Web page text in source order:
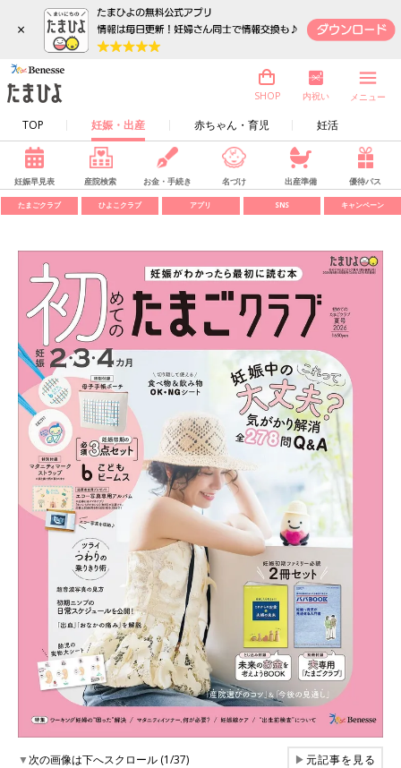
×
TOP 妊娠・出産 赤ちゃん・育児 妊活
SHOP 内祝い メニュー
妊娠早見表 産院検索 お金・手続き 名づけ 出産準備 優待パス
たまごクラブ ひよこクラブ アプリ SNS キャンペーン
▼次の画像は下へスクロール (1/37) ▶元記事を見る